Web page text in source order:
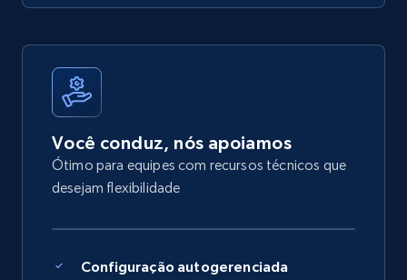
Você conduz, nós apoiamos
Ótimo para equipes com recursos técnicos que
desejam flexibilidade
Configuração autogerenciada